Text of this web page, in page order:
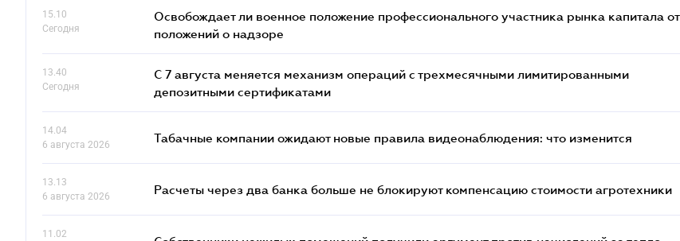
15.10
Сегодня
Освобождает ли военное положение профессионального участника рынка капитала от
положений о надзоре
13.40
Сегодня
С 7 августа меняется механизм операций с трехмесячными лимитированными
депозитными сертификатами
14.04
6 августа 2026
Табачные компании ожидают новые правила видеонаблюдения: что изменится
13.13
6 августа 2026
Расчеты через два банка больше не блокируют компенсацию стоимости агротехники
11.02